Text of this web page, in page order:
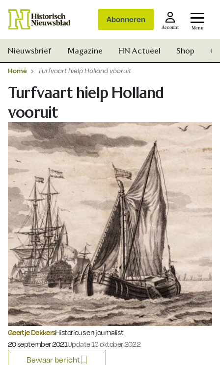
Abonneren
Account Menu
Zoek
Nieuwsbrief Magazine HN Actueel Shop
Home Turfvaart hielp Holland vooruit
Turfvaart hielp Holland
vooruit
Geertje DekkersHistoricus en journalist
Gepubliceerd op:
20 september 2021Update 13 oktober 2022
Bewaar bericht